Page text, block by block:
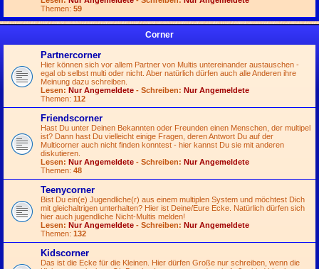
Themen: 59
Corner
Partnercorner
Hier können sich vor allem Partner von Multis untereinander austauschen -
egal ob selbst multi oder nicht. Aber natürlich dürfen auch alle Anderen ihre
Meinung dazu schreiben.
Lesen: Nur Angemeldete - Schreiben: Nur Angemeldete
Themen: 112
Friendscorner
Hast Du unter Deinen Bekannten oder Freunden einen Menschen, der multipel
ist? Dann hast Du vielleicht einige Fragen, deren Antwort Du auf der
Multicorner auch nicht finden konntest - hier kannst Du sie mit anderen
diskutieren.
Lesen: Nur Angemeldete - Schreiben: Nur Angemeldete
Themen: 48
Teenycorner
Bist Du ein(e) Jugendliche(r) aus einem multiplen System und möchtest Dich
mit gleichaltrigen unterhalten? Hier ist Deine/Eure Ecke. Natürlich dürfen sich
hier auch jugendliche Nicht-Multis melden!
Lesen: Nur Angemeldete - Schreiben: Nur Angemeldete
Themen: 132
Kidscorner
Das ist die Ecke für die Kleinen. Hier dürfen Große nur schreiben, wenn die